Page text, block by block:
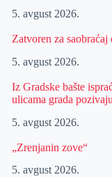
5. avgust 2026.
Zatvoren za
5. avgust 2026.
Iz Gradske bašte
ulicama grada
5. avgust 2026.
„Zrenjanin zove“
5. avgust 2026.